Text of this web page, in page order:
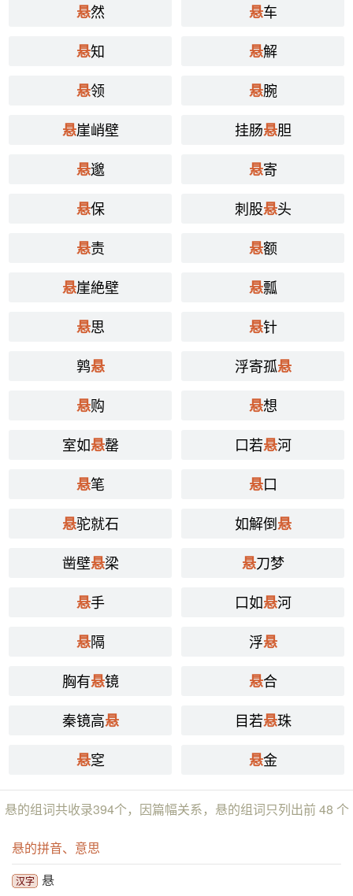
悬然 悬车
悬知 悬解
悬领 悬腕
悬崖峭壁 挂肠悬胆
悬邈 悬寄
悬保 刺股悬头
悬责 悬额
悬崖絶壁 悬瓢
悬思 悬针
鹑悬 浮寄孤悬
悬购 悬想
室如悬罄 口若悬河
悬笔 悬口
悬驼就石 如解倒悬
凿壁悬梁 悬刀梦
悬手 口如悬河
悬隔 浮悬
胸有悬镜 悬合
秦镜高悬 目若悬珠
悬窆 悬金
悬的组词共收录394个，因篇幅关系，悬的组词只列出前 48 个
悬的拼音、意思
汉字 悬